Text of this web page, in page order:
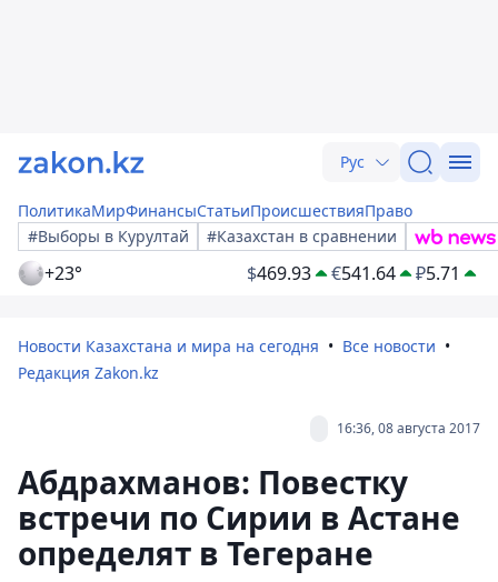
Рус
ПолитикаМирФинансыСтатьиПроисшествияПраво
#Выборы в Курултай
#Казахстан в сравнении
+23° $469.93 €541.64 ₽5.71
Новости Казахстана и мира на сегодня
Все новости
Редакция Zakon.kz
16:36, 08 августа 2017
Абдрахманов: Повестку
встречи по Сирии в Астане
определят в Тегеране